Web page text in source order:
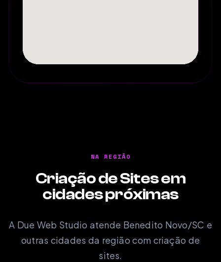
NA REGIÃO
Criação de Sites em
cidades próximas
A Due Web Studio atende Benedito Novo/SC e
outras cidades da região com criação de
sites.